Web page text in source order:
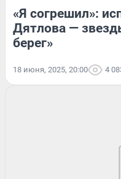
«Я согрешил»:
Дятлова —
берег»
18 июня, 2025, 20:00 4